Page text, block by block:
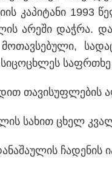
კა­პი­ტა­ნი 1993
არე­ში დაჭ­რა.
საფრ­თხე
თა­ვი­სუფ­ლე­ბის
სა­ხით ცხელ
ჩა­დე­ნის